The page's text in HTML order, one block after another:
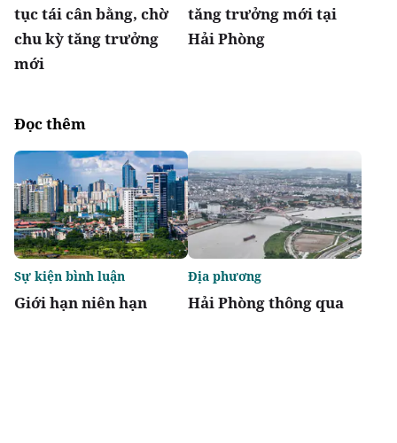
tục tái cân bằng, chờ
chu kỳ tăng trưởng
mới
tăng trưởng mới tại
Hải Phòng
Đọc thêm
Giới hạn niên hạn
Sự kiện bình luận
Hải Phòng thông qua
Địa phương